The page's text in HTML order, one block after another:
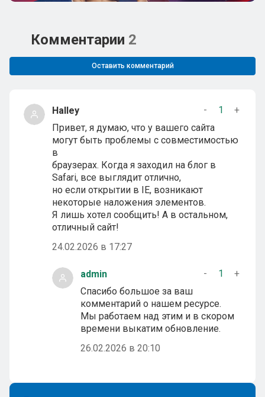
Комментарии 2
Оставить комментарий
Halley - 1
+
Привет, я думаю, что у вашего сайта
могут быть проблемы с совместимостью
в
браузерах. Когда я заходил на блог в
Safari, все выглядит отлично,
но если открытии в IE, возникают
некоторые наложения элементов.
Я лишь хотел сообщить! А в остальном,
отличный сайт!
24.02.2026 в 17:27
admin - 1
+
Спасибо большое за ваш
комментарий о нашем ресурсе.
Мы работаем над этим и в скором
времени выкатим обновление.
26.02.2026 в 20:10